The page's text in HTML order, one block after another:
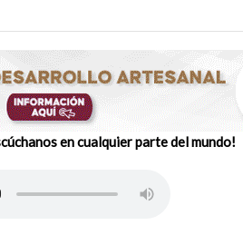
en cualquier parte del mundo!